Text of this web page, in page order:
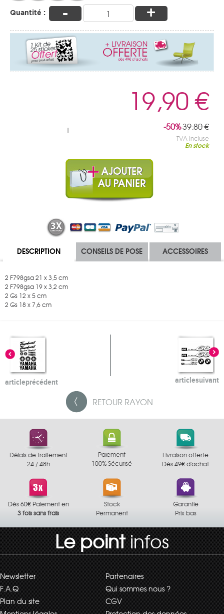
Quantité : - +
19,90 €
-50%39,80 €
TVA Incluse
En stock
|
DESCRIPTION CONSEILS DE POSE ACCESSOIRES
2 F798gsa 21 x 3,5 cm
2 F798gsa 19 x 3,2 cm
2 Gs 12 x 5 cm
2 Gs 18 x 7,6 cm
articleprécédent articlesuivant
RETOUR RAYON
Délais de traitement
24 / 48h
Paiement
100% Sécurisé
Livraison offerte
Dès 49€ d'achat
Dès 60€ Paiement en
3 fois sans frais
Stock
Permanent
Garantie
Prix bas
Le pointinfos
Newsletter
Partenaires
F.A.Q
Qui sommes nous ?
Plan du site
CGV